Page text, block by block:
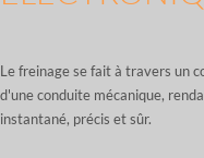
Le freinage se fait à travers un
d'une conduite mécanique,
instantané, précis et sûr.